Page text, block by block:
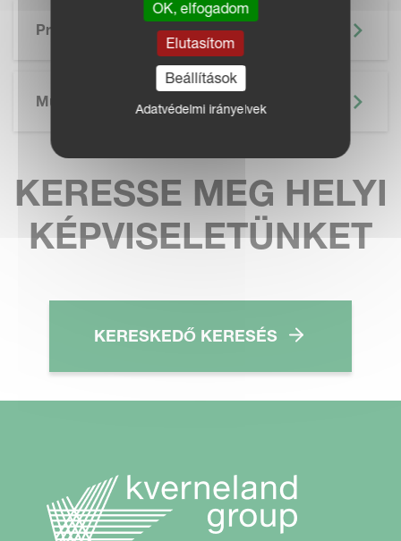
Prospektus
Műszaki Adatok
KERESSE MEG HELYI
KÉPVISELETÜNKET
KERESKEDŐ KERESÉS
OK, elfogadom
Elutasítom
Beállítások
Adatvédelmi irányelvek